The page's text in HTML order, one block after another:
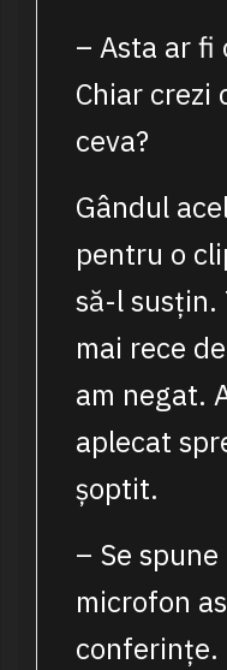
– Asta ar
Chiar crezi
ceva?
Gândul
pentru o
să-l susțin.
mai rece
am negat.
aplecat
șoptit.
– Se
microfon
conferințe.